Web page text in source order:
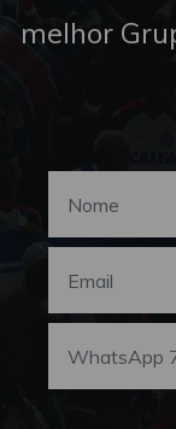
melhor